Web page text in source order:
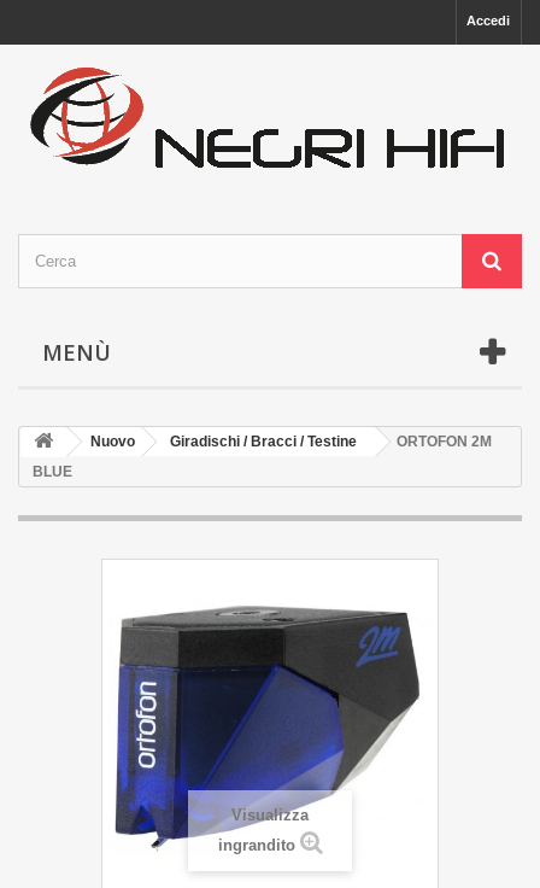
Accedi
MENÙ
Nuovo Giradischi / Bracci / Testine
ORTOFON 2M
BLUE
Visualizza
ingrandito